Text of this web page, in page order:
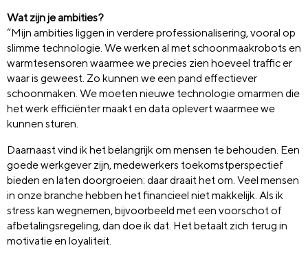
Wat zijn je ambities?
“Mijn ambities liggen in verdere professionalisering, vooral op
slimme technologie. We werken al met schoonmaakrobots en
warmtesensoren waarmee we precies zien hoeveel traffic er
waar is geweest. Zo kunnen we een pand effectiever
schoonmaken. We moeten nieuwe technologie omarmen die
het werk efficiënter maakt en data oplevert waarmee we
kunnen sturen.
Daarnaast vind ik het belangrijk om mensen te behouden. Een
goede werkgever zijn, medewerkers toekomstperspectief
bieden en laten doorgroeien: daar draait het om. Veel mensen
in onze branche hebben het financieel niet makkelijk. Als ik
stress kan wegnemen, bijvoorbeeld met een voorschot of
afbetalingsregeling, dan doe ik dat. Het betaalt zich terug in
motivatie en loyaliteit.